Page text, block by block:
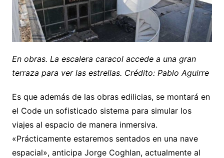
En obras. La escalera caracol accede a una gran
terraza para ver las estrellas. Crédito: Pablo Aguirre
Es que además de las obras edilicias, se montará en
el Code un sofisticado sistema para simular los
viajes al espacio de manera inmersiva.
«Prácticamente estaremos sentados en una nave
espacial», anticipa Jorge Coghlan, actualmente al